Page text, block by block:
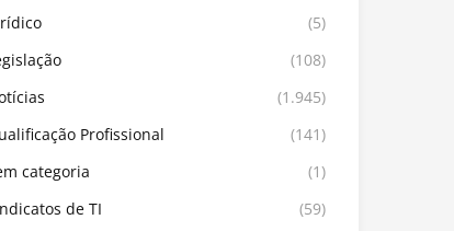
(5)
(108)
(1.945)
Profissional
(141)
categoria
(1)
de TI
(59)